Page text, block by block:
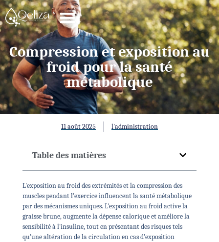
Compression et exposition au
froid pour la santé
métabolique
11 août 2025 l'administration
L'exposition au froid des extrémités et la compression des
muscles pendant l'exercice influencent la santé métabolique
par des mécanismes uniques. L'exposition au froid active la
graisse brune, augmente la dépense calorique et améliore la
sensibilité à l'insuline, tout en présentant des risques tels
qu'une altération de la circulation en cas d'exposition
Table des matières